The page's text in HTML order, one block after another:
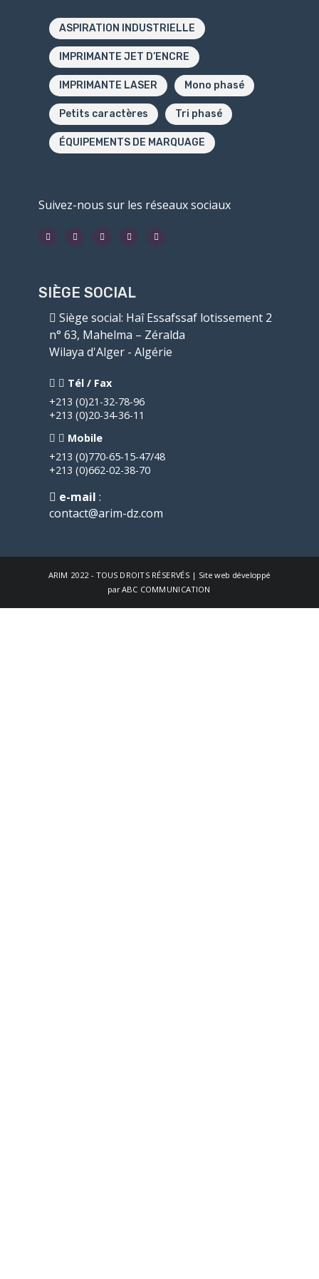
ASPIRATION INDUSTRIELLE
IMPRIMANTE JET D’ENCRE
IMPRIMANTE LASER Mono phasé
Petits caractères Tri phasé
ÉQUIPEMENTS DE MARQUAGE
Suivez-nous sur les réseaux sociaux
SIÈGE SOCIAL
Siège social: Haî Essafssaf lotissement 2
n° 63, Mahelma – Zéralda
Wilaya d'Alger - Algérie
Tél / Fax
+213 (0)21-32-78-96
+213 (0)20-34-36-11
Mobile
+213 (0)770-65-15-47/48
+213 (0)662-02-38-70
e-mail:
contact@arim-dz.com
ARIM 2022 - TOUS DROITS RÉSERVÉS | Site web développé
par ABC COMMUNICATION